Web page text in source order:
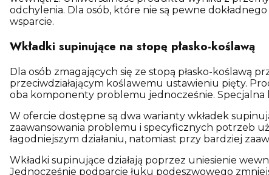
odchylenia. Dla osób, które nie są pewne
wsparcie.
Wkładki supinujące na stopę płasko-koślawą
Dla osób zmagających się ze stopą płasko-koślawą
przeciwdziałającym koślawemu ustawieniu pięty.
oba komponenty problemu jednocześnie. Specjalna
W ofercie dostępne są dwa warianty wkładek
zaawansowania problemu i specyficznych potrzeb
łagodniejszym działaniu, natomiast przy bardziej
Wkładki supinujące działają poprzez uniesienie
Jednocześnie podparcie łuku podeszwowego